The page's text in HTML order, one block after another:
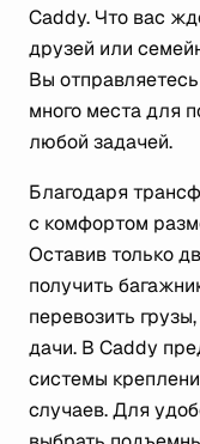
Caddy. Что вас
друзей или
Вы
много места для
любой задачей.
Благодаря
с комфортом
Оставив только
получить
перевозить
дачи. В Caddy
системы
случаев. Для